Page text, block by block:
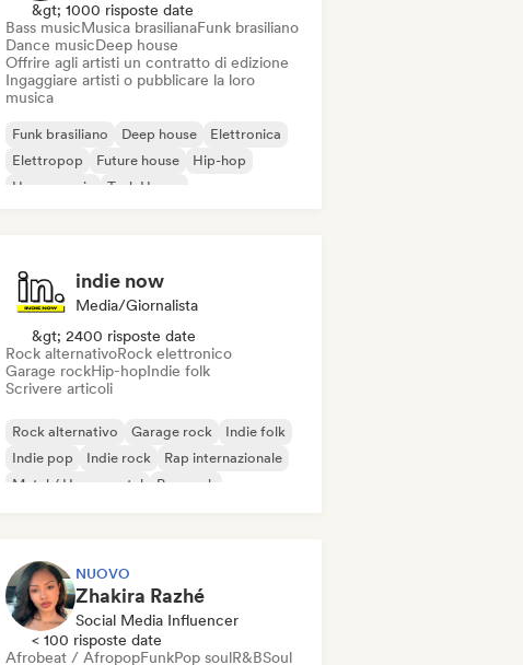
&gt; 1000 risposte date
Bass musicMusica brasilianaFunk brasiliano
Dance musicDeep house
Offrire agli artisti un contratto di edizione
Ingaggiare artisti o pubblicare la loro
musica
Funk brasiliano Deep house
Elettronica
Elettropop
Future house
Hip-hop
House music
Tech House
indie now
Media/Giornalista
&gt; 2400 risposte date
Rock alternativoRock elettronico
Garage rockHip-hopIndie folk
Scrivere articoli
Rock alternativo Garage rock
Indie folk
Indie pop
Indie rock
Rap internazionale
Metal / Heavy metal
Pop rock
NUOVO
Zhakira Razhé
Social Media Influencer
< 100 risposte date
Afrobeat / AfropopFunkPop soulR&BSoul